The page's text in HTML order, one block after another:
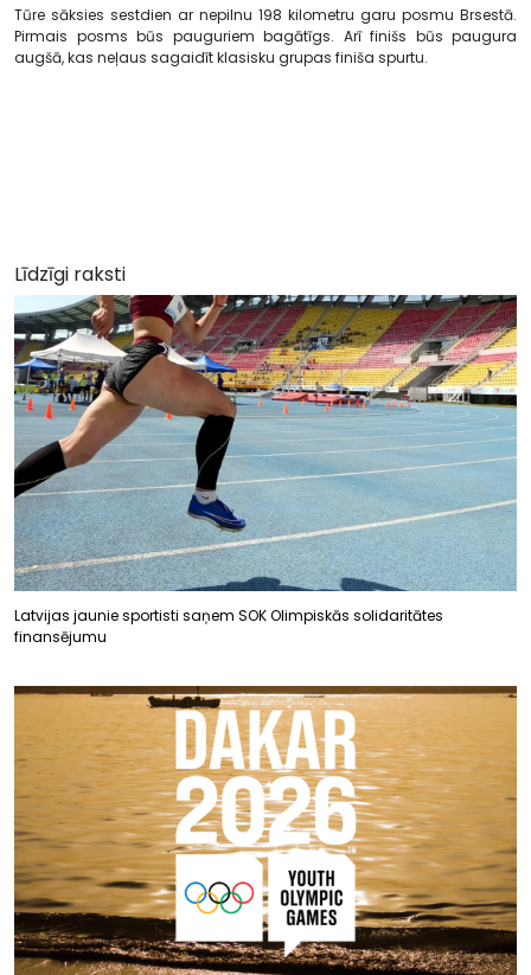
Tūre sāksies sestdien ar nepilnu 198 kilometru garu posmu Brsestā.
Pirmais posms būs pauguriem bagātīgs. Arī finišs būs paugura
augšā, kas neļaus sagaidīt klasisku grupas finiša spurtu.
Līdzīgi raksti
Latvijas jaunie sportisti saņem SOK Olimpiskās solidaritātes
finansējumu